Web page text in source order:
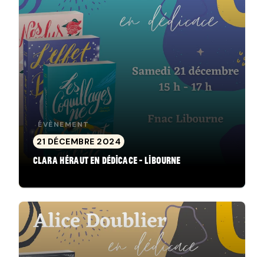
ÉVÈNEMENT
21 DÉCEMBRE 2024
Clara Héraut en dédicace - Libourne